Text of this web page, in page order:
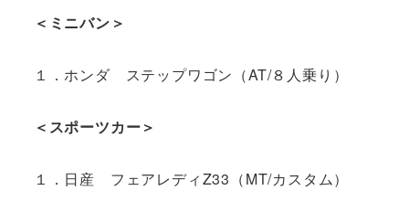
＜ミニバン＞
１．ホンダ ステップワゴン（AT/８人乗り）
＜スポーツカー＞
１．日産 フェアレディZ33（MT/カスタム）